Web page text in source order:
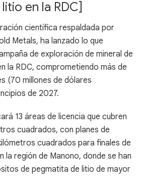
en la RDC]
científica respaldada por
Metals, ha lanzado lo que
de exploración de mineral de
la RDC, comprometiendo más de
(70 millones de dólares
de 2027.
13 áreas de licencia que cubren
cuadrados, con planes de
cuadrados para finales de
la región de Manono, donde se han
de pegmatita de litio de mayor